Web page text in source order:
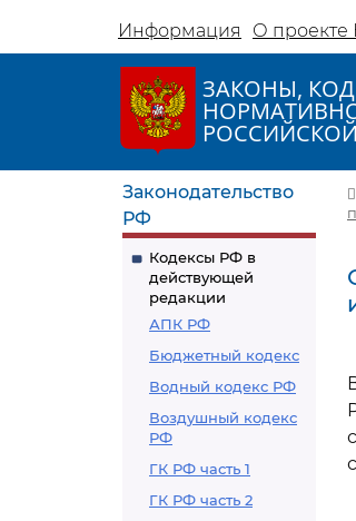
Информация О проекте
ЗАКОНЫ,
Законодательство
РФ
Кодексы РФ в
действующей
редакции
АПК РФ
Бюджетный кодекс
Водный кодекс РФ
Воздушный кодекс
РФ
ГК РФ часть 1
ГК РФ часть 2